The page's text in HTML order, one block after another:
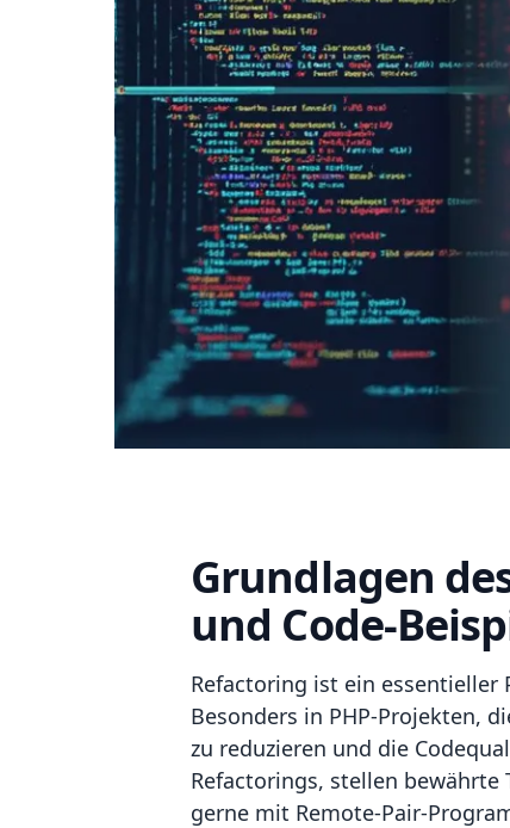
Grundlagen
und Code-
Refactoring ist ein
Besonders in PHP-Projekten,
zu reduzieren und die
Refactorings, stellen bewährte
gerne mit Remote-Pair-